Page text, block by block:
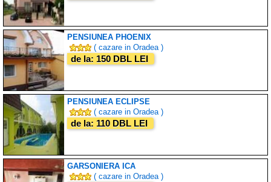
PENSIUNEA PHOENIX
( cazare in Oradea )
de la: 150 DBL LEI
PENSIUNEA ECLIPSE
( cazare in Oradea )
de la: 110 DBL LEI
GARSONIERA ICA
( cazare in Oradea )